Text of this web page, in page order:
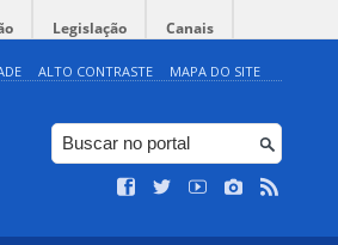
Legislação Canais
ALTO CONTRASTE MAPA DO SITE